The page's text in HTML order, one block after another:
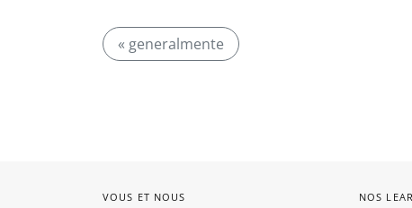
« generalmente
VOUS ET NOUS NOS